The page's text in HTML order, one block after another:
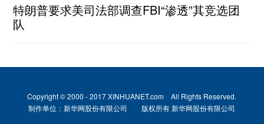
特朗普要求美司法部调查FBI“渗透”其竞选团
队
Copyright © 2000 - 2017 XINHUANET.com All Rights Reserved.
制作单位：新华网股份有限公司 版权所有 新华网股份有限公司